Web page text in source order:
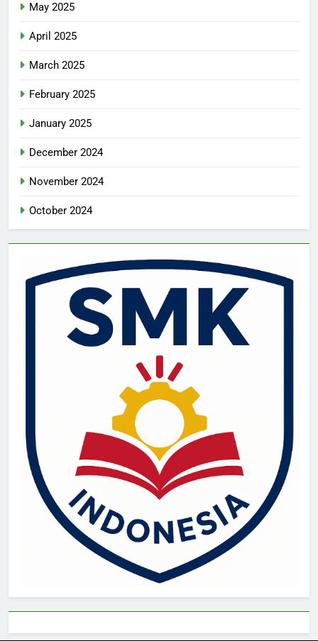
May 2025
April 2025
March 2025
February 2025
January 2025
December 2024
November 2024
October 2024